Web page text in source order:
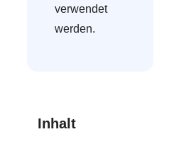
verwendet
werden.
Inhalt